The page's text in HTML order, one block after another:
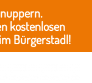
kostenlosen
Bürgerstadl!